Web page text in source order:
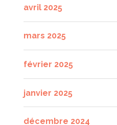
avril 2025
mars 2025
février 2025
janvier 2025
décembre 2024